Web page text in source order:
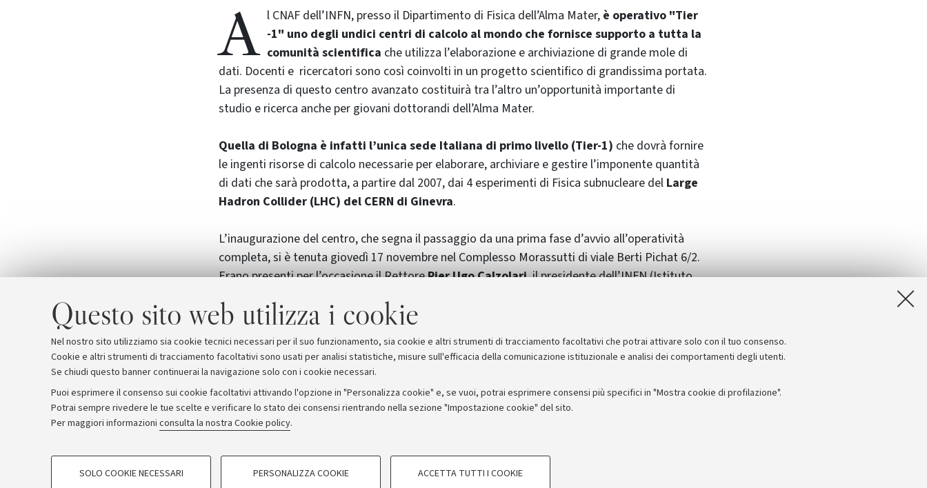
Questo sito web utilizza i cookie
Nel nostro sito utilizziamo sia cookie tecnici necessari per il suo funzionamento, sia cookie e altri strumenti di tracciamento facoltativi che potrai attivare solo con il tuo consenso.
Cookie e altri strumenti di tracciamento facoltativi sono usati per analisi statistiche, misure sull'efficacia della comunicazione istituzionale e analisi dei comportamenti degli utenti.
Se chiudi questo banner continuerai la navigazione solo con i cookie necessari.
Puoi esprimere il consenso sui cookie facoltativi attivando l'opzione in "Personalizza cookie" e, se vuoi, potrai esprimere consensi più specifici in "Mostra cookie di profilazione".
Potrai sempre rivedere le tue scelte e verificare lo stato dei consensi rientrando nella sezione "Impostazione cookie" del sito.
Per maggiori informazioni consulta la nostra Cookie policy.
COOKIE DI PROFILAZIONE - FACOLTATIVI COOKIE TECNICI - NECESSARI
SOLO COOKIE NECESSARI PERSONALIZZA COOKIE ACCETTA TUTTI I COOKIE
A l CNAF dell’INFN, presso il Dipartimento di Fisica dell’Alma Mater, è operativo "Tier
-1" uno degli undici centri di calcolo al mondo che fornisce supporto a tutta la
comunità scientifica che utilizza l’elaborazione e archiviazione di grande mole di
dati. Docenti e ricercatori sono così coinvolti in un progetto scientifico di grandissima portata.
La presenza di questo centro avanzato costituirà tra l’altro un’opportunità importante di
studio e ricerca anche per giovani dottorandi dell’Alma Mater.
Quella di Bologna è infatti l’unica sede Italiana di primo livello (Tier-1) che dovrà fornire
le ingenti risorse di calcolo necessarie per elaborare, archiviare e gestire l’imponente quantità
di dati che sarà prodotta, a partire dal 2007, dai 4 esperimenti di Fisica subnucleare del Large
Hadron Collider (LHC) del CERN di Ginevra.
L’inaugurazione del centro, che segna il passaggio da una prima fase d’avvio all’operatività
completa, si è tenuta giovedì 17 novembre nel Complesso Morassutti di viale Berti Pichat 6/2.
Erano presenti per l’occasione il RettorePier Ugo Calzolari, il presidente dell’INFN (Istituto
BolognaGiuseppe Paruolo, il Direttore del CNAF-INFN,
Archivio Comunicati stampa Redazione Rassegna stampa
© Copyright 2026 - ALMA MATER STUDIORUM - Università di Bologna - Via Zamboni, 33 - 40126 Bologna - PI: 01131710376 - CF: 80007010376